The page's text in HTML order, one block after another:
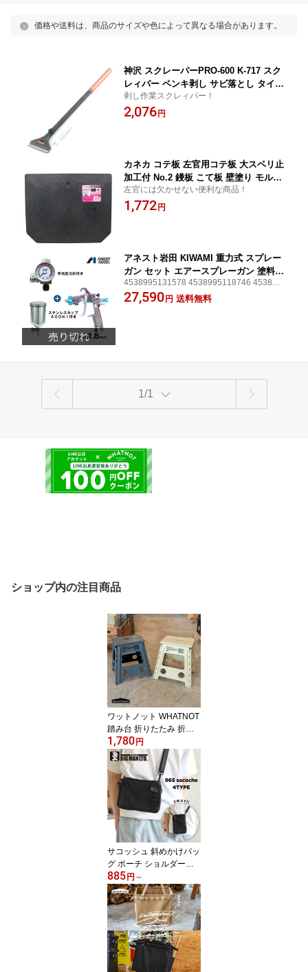
価格や送料は、商品のサイズや色によって異なる場合があります。
神沢 スクレーパーPRO-600 K-717 スク
レィパー ペンキ剥し サビ落とし タイル
はがし 壁紙・クロス・ペンキはがし ハ
ツリ作業 4976226717007
剥し作業スクレィパー！
2,076 円
カネカ コテ板 左官用コテ板 大スベリ止
加工付 No.2 鏝板 こて板 壁塗り モルタ
ル塗り 盛り板 左官用品 左官用具 Bigm
an 4962308234210
左官には欠かせない便利な商品！
1,772 円
アネスト岩田 KIWAMI 重力式 スプレー
ガン セット エアースプレーガン 塗料カ
ップ 手元圧力計 エアスプレーガン エア
スプレー 圧力計 塗装 塗装ガン ガン エ
4538995131578 4538995118746 453899
5101533 福袋
27,590 円 送料無料
1/1
ショップ内の注目商品
ワットノット WHATNOT
踏み台 折りたたみ 折り
たたみチェア 人気 おし
ゃれ 折り畳みチェア 椅
子 持ち運び キャンプ ア
ウトドア バーベキュー
ステップ台 ステップ 椅
子 スツール 脚立 洗車 折
り畳み グレー 49623089
70095 サンドベージュ
ベージュ 496230897008
8
1,780 円
サコッシュ 斜めかけバッ
グ ポーチ ショルダーポ
ーチ 965型サコッシュ シ
ョルダーバッグ バッグ
メンズ 男性 黒 ブラック
丈夫 おしゃれ ST MT SD
MD S M 散歩 斜めかけ 肩
掛けポーチ ショルダー
ファスナー ショルダー
ポーチバッグ
885 円 ～